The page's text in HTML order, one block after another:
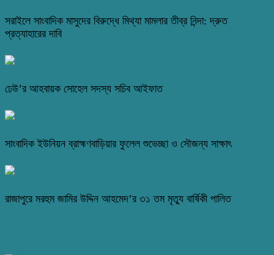
সরাইলে সাংবাদিক মাসুদের বিরুদ্ধে মিথ্যা মামলার তীব্র নিন্দা: দ্রুত
প্রত্যাহারের দাবি
ঢেউ’র আহবায়ক সোহেল সদস্য সচিব আইফাত
সাংবাদিক ইউনিয়ন ব্রাহ্মণবাড়িয়ার ফুলেল শুভেচ্ছা ও সৌজন্য সাক্ষাৎ
রাজাপুরে মরহুম জামির উদ্দিন আহমেদ’র ৩১ তম মৃত্যু বার্ষিকী পালিত